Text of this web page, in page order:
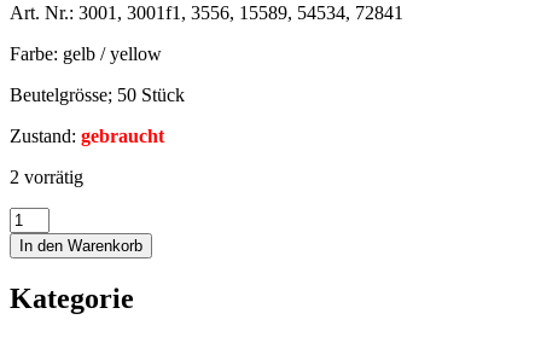
Art. Nr.: 3001, 3001f1, 3556, 15589, 54534, 72841
Farbe: gelb / yellow
Beutelgrösse; 50 Stück
Zustand: gebraucht
2 vorrätig
In den Warenkorb
Kategorie